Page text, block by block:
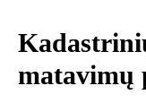
matavimų